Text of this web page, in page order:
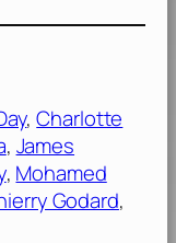
, Charlotte
, James
, Mohamed
Godard